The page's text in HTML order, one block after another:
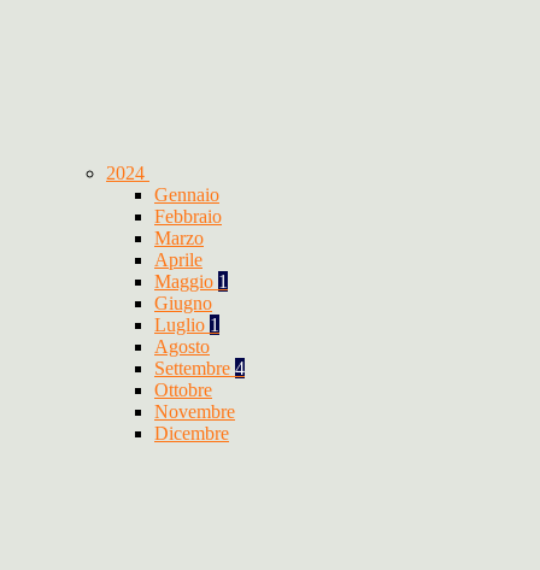
2024
Gennaio
Febbraio
Marzo
Aprile
Maggio 1
Giugno
Luglio 1
Agosto
Settembre 4
Ottobre
Novembre
Dicembre